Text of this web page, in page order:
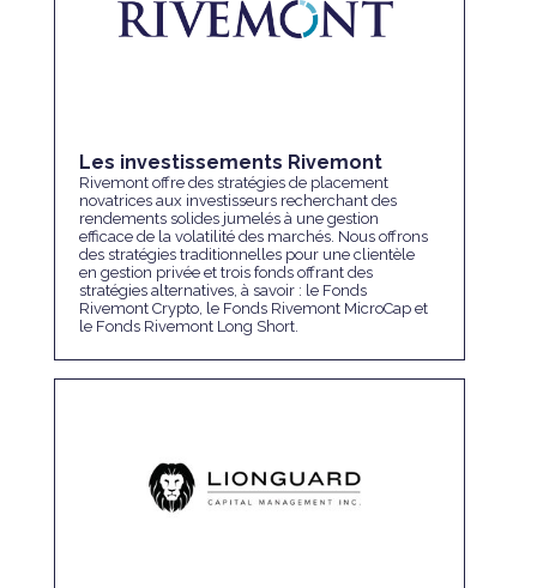
Les investissements Rivemont
Rivemont offre des stratégies de placement
novatrices aux investisseurs recherchant des
rendements solides jumelés à une gestion
efficace de la volatilité des marchés. Nous offrons
des stratégies traditionnelles pour une clientèle
en gestion privée et trois fonds offrant des
stratégies alternatives, à savoir : le Fonds
Rivemont Crypto, le Fonds Rivemont MicroCap et
le Fonds Rivemont Long Short.